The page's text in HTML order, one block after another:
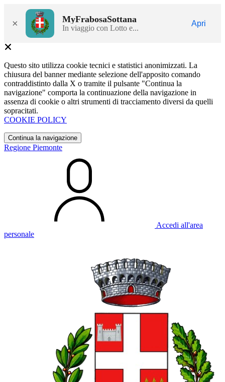
× MyFrabosaSottana
In viaggio con Lotto e...
Apri
Questo sito utilizza cookie tecnici e statistici anonimizzati. La
chiusura del banner mediante selezione dell'apposito comando
contraddistinto dalla X o tramite il pulsante "Continua la
navigazione" comporta la continuazione della navigazione in
assenza di cookie o altri strumenti di tracciamento diversi da quelli
sopracitati.
COOKIE POLICY
Continua la navigazione
Regione Piemonte
Accedi all'area
personale